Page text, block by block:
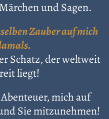
und Sagen.
Zauber auf mich
Schatz, der weltweit
liegt!
mich auf
Sie mitzunehmen!